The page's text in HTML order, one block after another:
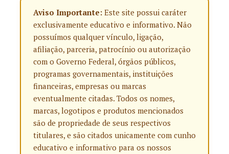
Aviso Importante: Este site possui caráter
exclusivamente educativo e informativo. Não
possuímos qualquer vínculo, ligação,
afiliação, parceria, patrocínio ou autorização
com o Governo Federal, órgãos públicos,
programas governamentais, instituições
financeiras, empresas ou marcas
eventualmente citadas. Todos os nomes,
marcas, logotipos e produtos mencionados
são de propriedade de seus respectivos
titulares, e são citados unicamente com cunho
educativo e informativo para os nossos